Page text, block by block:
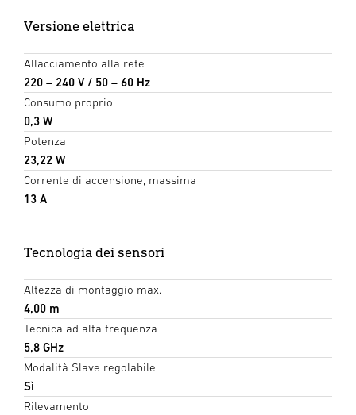
Versione elettrica
Allacciamento alla rete
220 – 240 V / 50 – 60 Hz
Consumo proprio
0,3 W
Potenza
23,22 W
Corrente di accensione, massima
13 A
Tecnologia dei sensori
Altezza di montaggio max.
4,00 m
Tecnica ad alta frequenza
5,8 GHz
Modalità Slave regolabile
Sì
Rilevamento